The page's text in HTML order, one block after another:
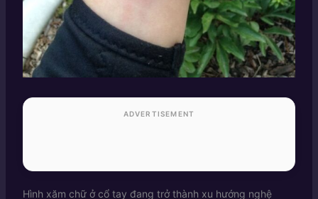
ADVERTISEMENT
Hình xăm chữ ở cổ tay đang trở thành xu hướng nghệ